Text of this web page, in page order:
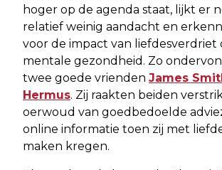
hoger op de agenda staat, lijkt er
relatief weinig aandacht en
voor de impact van liefdesverdriet
mentale gezondheid. Zo
twee goede vrienden James
Hermus. Zij raakten beiden
oerwoud van goedbedoelde
online informatie toen zij met
maken kregen.